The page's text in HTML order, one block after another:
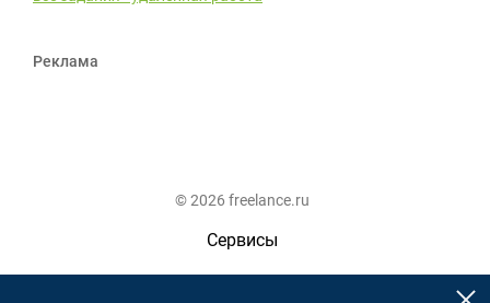
Реклама
© 2026 freelance.ru
Сервисы
Помощь